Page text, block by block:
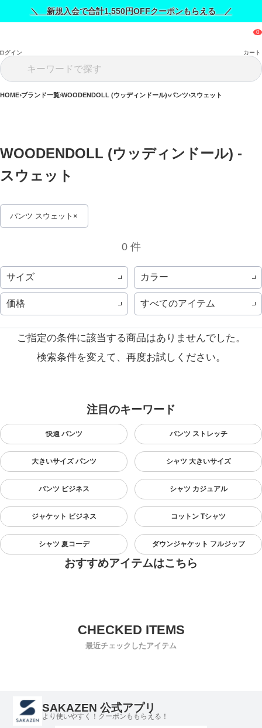
＼ 新規入会で合計1,550円OFFクーポンもらえる ／
グイン カート
HOME ブランド一覧 WOODENDOLL (ウッディンドール) パンツ スウェット
WOODENDOLL (ウッディンドール) -
スウェット
パンツ スウェット
0 件
サイズ カラー
価格 すべてのアイテム
ご指定の条件に該当する商品はありませんでした。
検索条件を変えて、再度お試しください。
注目のキーワード
快適 パンツ パンツ ストレッチ
大きいサイズ パンツ シャツ 大きいサイズ
パンツ ビジネス シャツ カジュアル
ジャケット ビジネス コットン Tシャツ
シャツ 夏コーデ ダウンジャケット フルジップ
おすすめアイテムはこちら
最近チェックしたアイテム
SAKAZEN 公式アプリ
より使いやすく！クーポンももらえる！